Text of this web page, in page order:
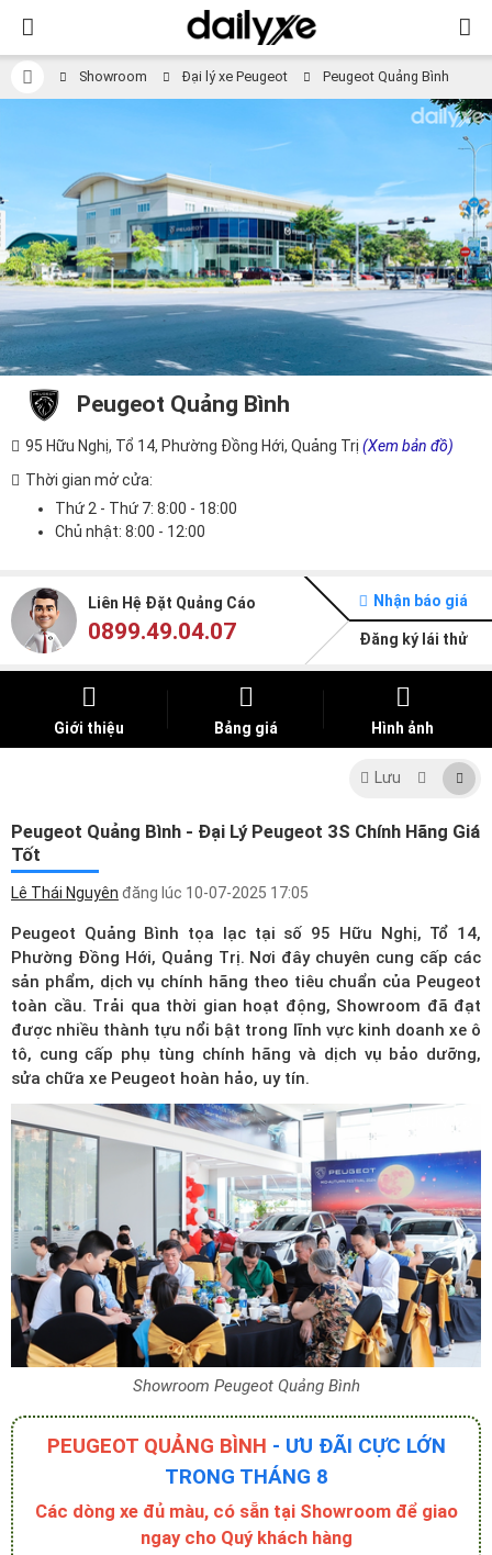
Showroom Đại lý xe Peugeot Peugeot Quảng Bình
Peugeot Quảng Bình
95 Hữu Nghị, Tổ 14, Phường Đồng Hới, Quảng Trị (Xem bản đồ)
Thời gian mở cửa:
Thứ 2 - Thứ 7: 8:00 - 18:00
Chủ nhật: 8:00 - 12:00
Liên Hệ Đặt Quảng Cáo
0899.49.04.07
Nhận báo giá
Đăng ký lái thử
Giới thiệu Bảng giá Hình ảnh
Lưu
Peugeot Quảng Bình - Đại Lý Peugeot 3S Chính Hãng Giá
Tốt
Lê Thái Nguyên đăng lúc 10-07-2025 17:05
Peugeot Quảng Bình tọa lạc tại số 95 Hữu Nghị, Tổ 14,
Phường Đồng Hới, Quảng Trị. Nơi đây chuyên cung cấp các
sản phẩm, dịch vụ chính hãng theo tiêu chuẩn của Peugeot
toàn cầu. Trải qua thời gian hoạt động, Showroom đã đạt
được nhiều thành tựu nổi bật trong lĩnh vực kinh doanh xe ô
tô, cung cấp phụ tùng chính hãng và dịch vụ bảo dưỡng,
sửa chữa xe Peugeot hoàn hảo, uy tín.
Showroom Peugeot Quảng Bình
PEUGEOT QUẢNG BÌNH - ƯU ĐÃI CỰC LỚN
TRONG THÁNG 8
Các dòng xe đủ màu, có sẵn tại Showroom để giao
ngay cho Quý khách hàng